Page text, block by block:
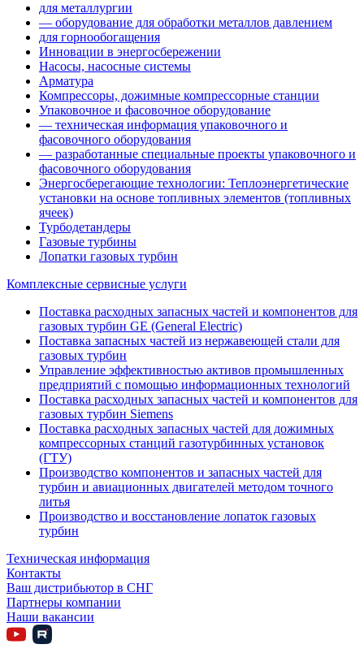
для металлургии
— оборудование для обработки металлов давлением
для горнообогащения
Инновации в энергосбережении
Насосы, насосные системы
Арматура
Компрессоры, дожимные компрессорные станции
Упаковочное и фасовочное оборудование
— техническая информация упаковочного и
фасовочного оборудования
— разработанные специальные проекты упаковочного и
фасовочного оборудования
Энергосберегающие технологии: Теплоэнергетические
установки на основе топливных элементов (топливных
ячеек)
Турбодетандеры
Газовые турбины
Лопатки газовых турбин
Комплексные сервисные услуги
Поставка расходных запасных частей и компонентов для
газовых турбин GE (General Electric)
Поставка запасных частей из нержавеющей стали для
газовых турбин
Управление эффективностью активов промышленных
предприятий с помощью информационных технологий
Поставка расходных запасных частей и компонентов для
газовых турбин Siemens
Поставка расходных запасных частей для дожимных
компрессорных станций газотурбинных установок
(ГТУ)
Производство компонентов и запасных частей для
турбин и авиационных двигателей методом точного
литья
Производство и восстановление лопаток газовых
турбин
Техническая информация
Контакты
Ваш дистрибьютор в СНГ
Партнеры компании
Наши вакансии